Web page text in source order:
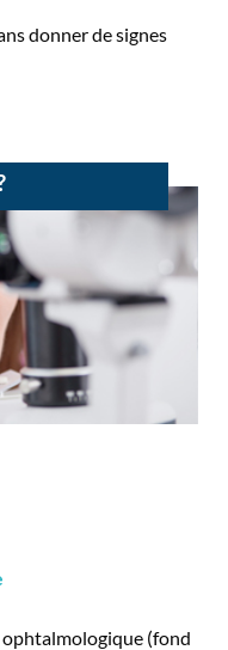
donner de signes
ophtalmologique (fond